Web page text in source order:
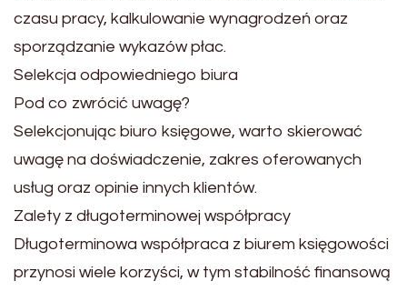
czasu pracy, kalkulowanie wynagrodzeń oraz
sporządzanie wykazów płac.
Selekcja odpowiedniego biura
Pod co zwrócić uwagę?
Selekcjonując biuro księgowe, warto skierować
uwagę na doświadczenie, zakres oferowanych
usług oraz opinie innych klientów.
Zalety z długoterminowej współpracy
Długoterminowa współpraca z biurem księgowości
przynosi wiele korzyści, w tym stabilność finansową